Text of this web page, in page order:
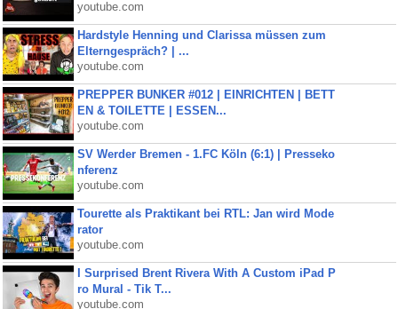
youtube.com
Hardstyle Henning und Clarissa müssen zum
Elterngespräch? | ...
youtube.com
PREPPER BUNKER #012 | EINRICHTEN | BETT
EN & TOILETTE | ESSEN...
youtube.com
SV Werder Bremen - 1.FC Köln (6:1) | Presseko
nferenz
youtube.com
Tourette als Praktikant bei RTL: Jan wird Mode
rator
youtube.com
I Surprised Brent Rivera With A Custom iPad P
ro Mural - Tik T...
youtube.com